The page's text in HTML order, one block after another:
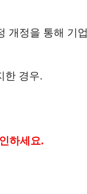
개정을 통해 기
한 경우.
하세요.